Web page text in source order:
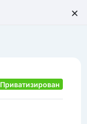
Приватизирован